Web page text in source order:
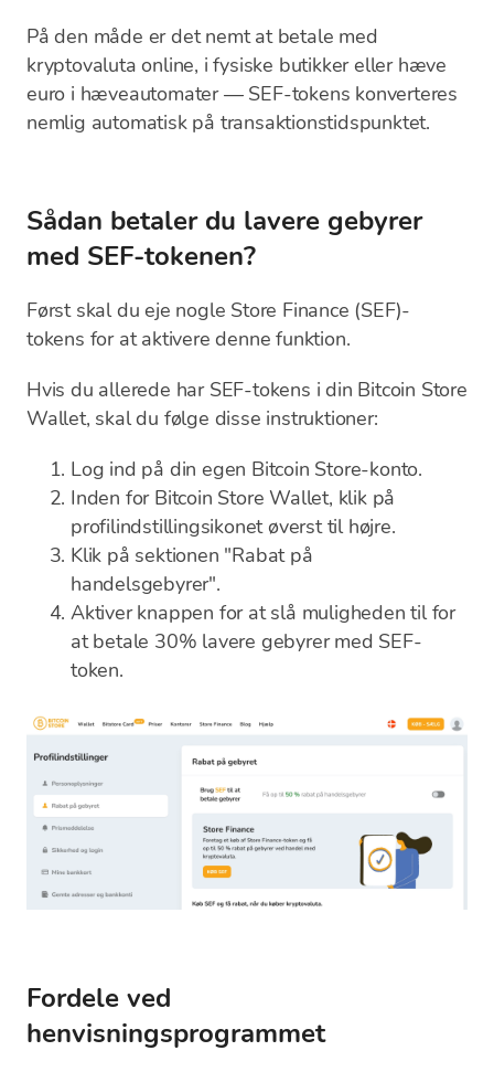
På den måde er det nemt at betale med
kryptovaluta online, i fysiske butikker eller hæve
euro i hæveautomater — SEF-tokens konverteres
nemlig automatisk på transaktionstidspunktet.
Sådan betaler du lavere gebyrer
med SEF-tokenen?
Først skal du eje nogle Store Finance (SEF)-
tokens for at aktivere denne funktion.
Hvis du allerede har SEF-tokens i din Bitcoin Store
Wallet, skal du følge disse instruktioner:
Log ind på din egen Bitcoin Store-konto.
Inden for Bitcoin Store Wallet, klik på
profilindstillingsikonet øverst til højre.
Klik på sektionen "Rabat på
handelsgebyrer".
Aktiver knappen for at slå muligheden til for
at betale 30% lavere gebyrer med SEF-
token.
Fordele ved
henvisningsprogrammet